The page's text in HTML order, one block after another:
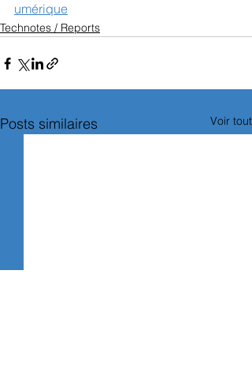
umérique
Technotes / Reports
Posts similaires Voir tout